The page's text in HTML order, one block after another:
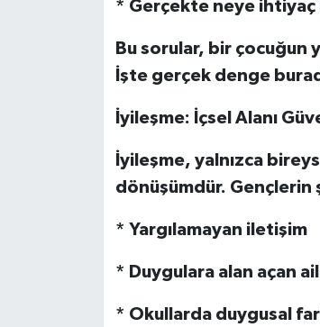
* Gerçekte neye ihtiyaç
Bu sorular, bir çocuğun
İşte gerçek denge
İyileşme: İçsel Alanı
İyileşme, yalnızca
dönüşümdür. Gençlerin
* Yargılamayan iletişim
* Duygulara alan açan
* Okullarda duygusal